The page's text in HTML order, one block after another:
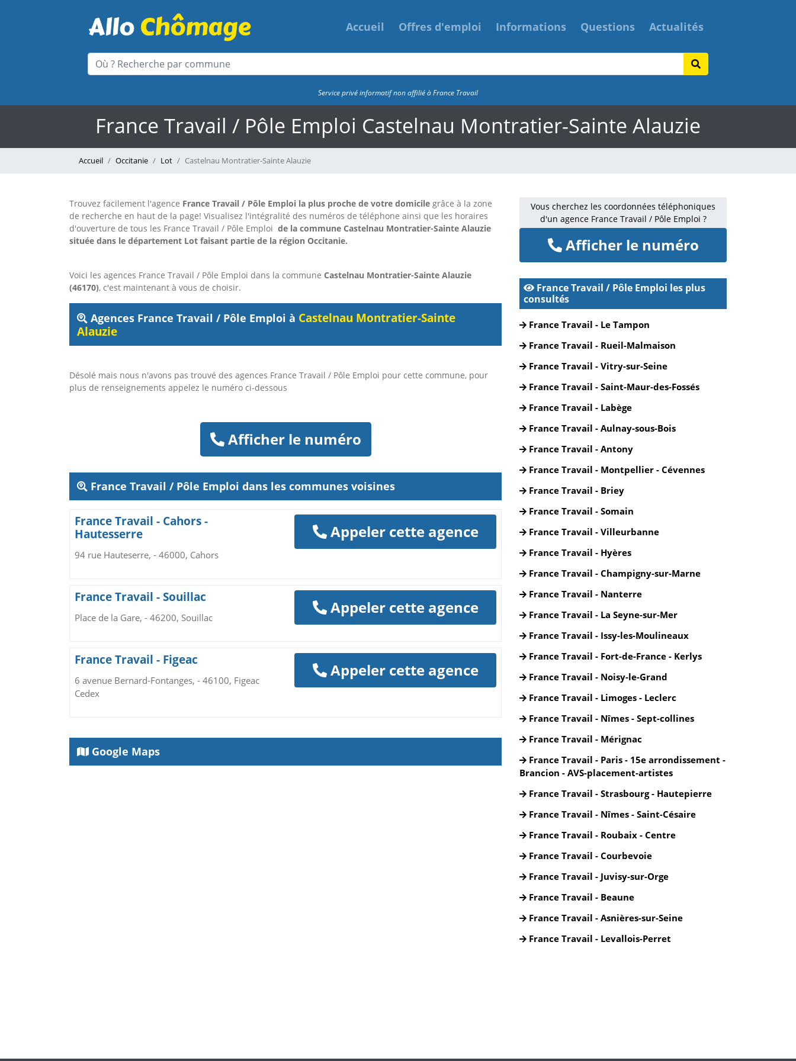
Accueil Offres d'emploi Informations Questions Actualités
Service privé informatif non affilié à France Travail
France Travail / Pôle Emploi Castelnau Montratier-Sainte Alauzie
Accueil Occitanie Lot Castelnau Montratier-Sainte Alauzie
Trouvez facilement l'agence France Travail / Pôle Emploi la plus proche de votre domicile grâce à la zone
de recherche en haut de la page! Visualisez l'intégralité des numéros de téléphone ainsi que les horaires
d'ouverture de tous les France Travail / Pôle Emploi de la commune Castelnau Montratier-Sainte Alauzie
située dans le département Lot faisant partie de la région Occitanie.
Voici les agences France Travail / Pôle Emploi dans la commune Castelnau Montratier-Sainte Alauzie
(46170), c'est maintenant à vous de choisir.
Agences France Travail / Pôle Emploi à Castelnau Montratier-Sainte
Alauzie
Désolé mais nous n'avons pas trouvé des agences France Travail / Pôle Emploi pour cette commune, pour
plus de renseignements appelez le numéro ci-dessous
Afficher le numéro
France Travail / Pôle Emploi dans les communes voisines
France Travail - Cahors -
Hautesserre
94 rue Hauteserre, - 46000, Cahors
Appeler cette agence
France Travail - Souillac
Place de la Gare, - 46200, Souillac
Appeler cette agence
France Travail - Figeac
6 avenue Bernard-Fontanges, - 46100, Figeac
Cedex
Appeler cette agence
Google Maps
Vous cherchez les coordonnées téléphoniques
d'un agence France Travail / Pôle Emploi ?
Afficher le numéro
France Travail / Pôle Emploi les plus
consultés
France Travail - Le Tampon
France Travail - Rueil-Malmaison
France Travail - Vitry-sur-Seine
France Travail - Saint-Maur-des-Fossés
France Travail - Labège
France Travail - Aulnay-sous-Bois
France Travail - Antony
France Travail - Montpellier - Cévennes
France Travail - Briey
France Travail - Somain
France Travail - Villeurbanne
France Travail - Hyères
France Travail - Champigny-sur-Marne
France Travail - Nanterre
France Travail - La Seyne-sur-Mer
France Travail - Issy-les-Moulineaux
France Travail - Fort-de-France - Kerlys
France Travail - Noisy-le-Grand
France Travail - Limoges - Leclerc
France Travail - Nîmes - Sept-collines
France Travail - Mérignac
France Travail - Paris - 15e arrondissement -
Brancion - AVS-placement-artistes
France Travail - Strasbourg - Hautepierre
France Travail - Nîmes - Saint-Césaire
France Travail - Roubaix - Centre
France Travail - Courbevoie
France Travail - Juvisy-sur-Orge
France Travail - Beaune
France Travail - Asnières-sur-Seine
France Travail - Levallois-Perret